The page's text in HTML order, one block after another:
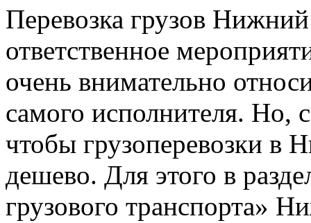
Перевозка грузов
ответственное
очень внимательно
самого исполнителя. Но,
чтобы грузоперевозки в
дешево. Для этого в
грузового транспорта»